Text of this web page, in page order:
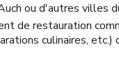
ou d'autres villes
de restauration
culinaires, etc.)